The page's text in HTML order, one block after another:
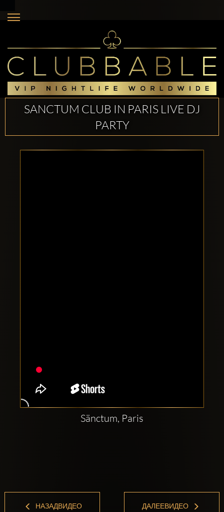
SANCTUM CLUB IN PARIS LIVE DJ
PARTY
Sänctum, Paris
НАЗАДВИДЕО ДАЛЕЕВИДЕО